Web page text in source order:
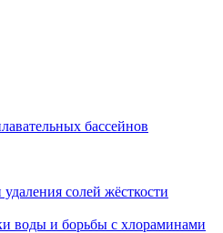
бассейнов
солей жёсткости
воды и борьбы с хлораминами